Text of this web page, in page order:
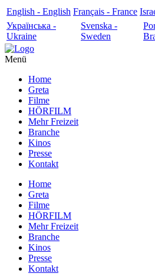
English - English Français - France
Українська -
Ukraine
Svenska -
Sweden
Menü
Home
Greta
Filme
HÖRFILM
Mehr Freizeit
Branche
Kinos
Presse
Kontakt
Home
Greta
Filme
HÖRFILM
Mehr Freizeit
Branche
Kinos
Presse
Kontakt